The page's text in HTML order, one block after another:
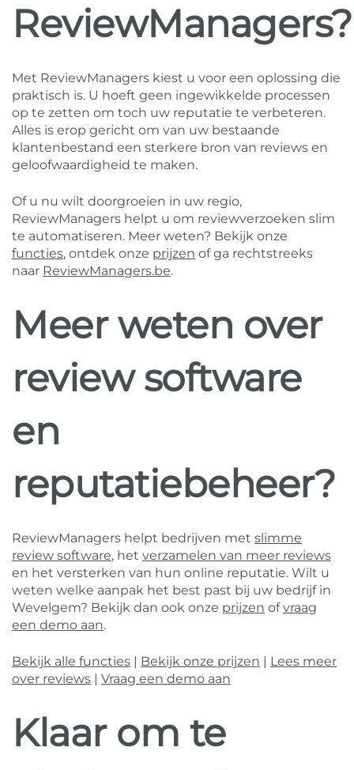
ReviewManagers?
Met ReviewManagers kiest u voor een oplossing die
praktisch is. U hoeft geen ingewikkelde processen
op te zetten om toch uw reputatie te verbeteren.
Alles is erop gericht om van uw bestaande
klantenbestand een sterkere bron van reviews en
geloofwaardigheid te maken.
Of u nu wilt doorgroeien in uw regio,
ReviewManagers helpt u om reviewverzoeken slim
te automatiseren. Meer weten? Bekijk onze
functies, ontdek onze prijzen of ga rechtstreeks
naar ReviewManagers.be.
Meer weten over
review software
en
reputatiebeheer?
ReviewManagers helpt bedrijven met slimme
review software, het verzamelen van meer reviews
en het versterken van hun online reputatie. Wilt u
weten welke aanpak het best past bij uw bedrijf in
Wevelgem? Bekijk dan ook onze prijzen ofvraag
een demo aan.
Bekijk alle functies Bekijk onze prijzen
Lees meer
over reviews
Vraag een demo aan
Klaar om te